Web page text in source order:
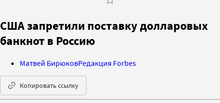
США запретили поставку долларовых
банкнот в Россию
Матвей БирюковРедакция Forbes
Копировать ссылку